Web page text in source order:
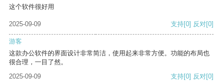
这个软件很好用
2025-09-09 支持[0] 反对[0]
游客
这款办公软件的界面设计非常简洁，使用起来非常方便。功能的布局也
很合理，一目了然。
2025-09-09
支持[0] 反对[0]